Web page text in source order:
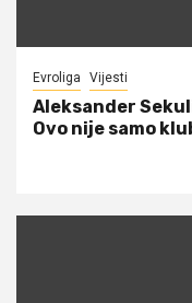
Evroliga Vijesti
Aleksander
Ovo nije samo